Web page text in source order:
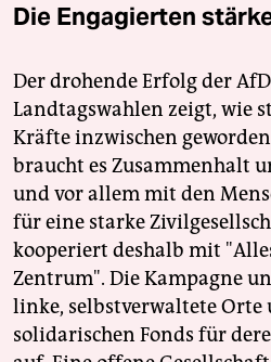
Die Engagierten
Der drohende Erfolg der
Landtagswahlen zeigt, wie
Kräfte inzwischen
braucht es Zusammenhalt
und vor allem mit den
für eine starke
kooperiert deshalb mit
Zentrum". Die Kampagne
linke, selbstverwaltete Orte
solidarischen Fonds für